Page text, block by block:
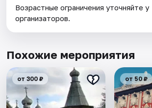
Возрастные ограничения уточняйте у
организаторов.
Похожие мероприятия
от 300 ₽ от 50 ₽